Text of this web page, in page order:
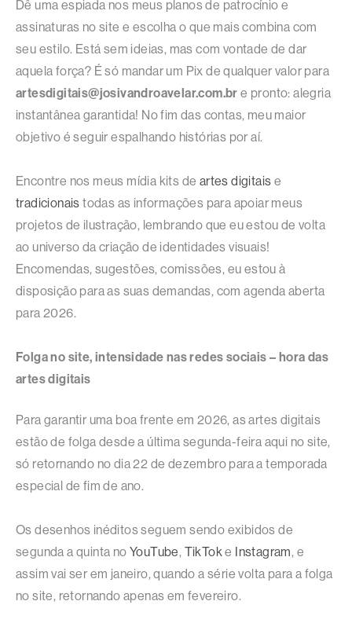
Dê uma espiada nos meus planos de patrocínio e
assinaturas no site e escolha o que mais combina com
seu estilo. Está sem ideias, mas com vontade de dar
aquela força? É só mandar um Pix de qualquer valor para
artesdigitais@josivandroavelar.com.br e pronto: alegria
instantânea garantida! No fim das contas, meu maior
objetivo é seguir espalhando histórias por aí.
Encontre nos meus mídia kits de artes digitais e
tradicionais todas as informações para apoiar meus
projetos de ilustração, lembrando que eu estou de volta
ao universo da criação de identidades visuais!
Encomendas, sugestões, comissões, eu estou à
disposição para as suas demandas, com agenda aberta
para 2026.
Folga no site, intensidade nas redes sociais – hora das
artes digitais
Para garantir uma boa frente em 2026, as artes digitais
estão de folga desde a última segunda-feira aqui no site,
só retornando no dia 22 de dezembro para a temporada
especial de fim de ano.
Os desenhos inéditos seguem sendo exibidos de
segunda a quinta no YouTube, TikToke Instagram, e
assim vai ser em janeiro, quando a série volta para a folga
no site, retornando apenas em fevereiro.